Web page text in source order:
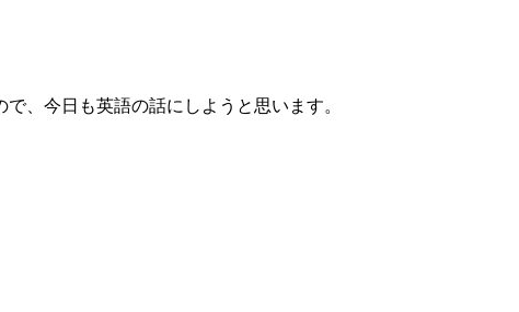
、今日も英語の話にしようと思います。